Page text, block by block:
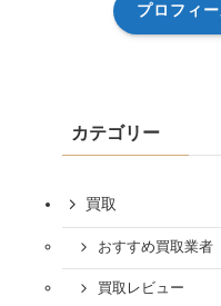
プロフィ
カテゴリー
買取
おすすめ買取業者
買取レビュー